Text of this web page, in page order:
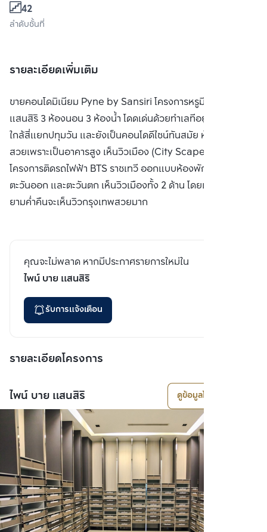
42
ลำดับชั้นที่
รายละเอียดเพิ่มเติม
ขายคอนโดมิเนียม Pyne by Sansiri โครงการหรูมีคุณภาพจาก
แสนสิริ 3 ห้องนอน 3 ห้องน้ำ โดดเด่นด้วยทำเลทีอยู่ใจกลางเมือง
ใกล้สี่แยกปทุมวัน และยังเป็นคอนโดดีไซน์ทันสมัย ห้องกว้างวิว
สวยเพราะเป็นอาคารสูง เห็นวิวเมือง (City Scape) ได้เต็มตา
โครงการติดรถไฟฟ้า BTS ราชเทวี ออกแบบห้องพักตามแนวทิศ
ตะวันออก และตะวันตก เห็นวิวเมืองทั้ง 2 ด้าน โดยเฉพาะชั้นสูงๆ
ยามค่ำคืนจะเห็นวิวกรุงเทพสวยมาก
คุณจะไม่พลาด หากมีประกาศรายการใหม่ใน
ไพน์ บาย แสนสิริ
รับการแจ้งเตือน
รายละเอียดโครงการ
ไพน์ บาย แสนสิริ ดูข้อมูลโครงการ